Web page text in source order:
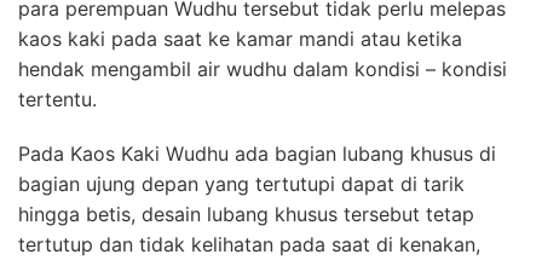
para perempuan Wudhu tersebut tidak perlu melepas
kaos kaki pada saat ke kamar mandi atau ketika
hendak mengambil air wudhu dalam kondisi – kondisi
tertentu.
Pada Kaos Kaki Wudhu ada bagian lubang khusus di
bagian ujung depan yang tertutupi dapat di tarik
hingga betis, desain lubang khusus tersebut tetap
tertutup dan tidak kelihatan pada saat di kenakan,